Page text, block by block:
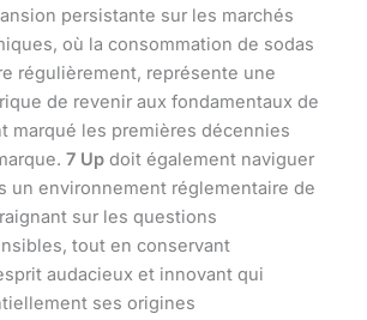
persistante sur les marchés
où la consommation de sodas
régulièrement, représente une
de revenir aux fondamentaux de
marqué les premières décennies
7 Up doit également naviguer
un environnement réglementaire de
sur les questions
tout en conservant
audacieux et innovant qui
ses origines